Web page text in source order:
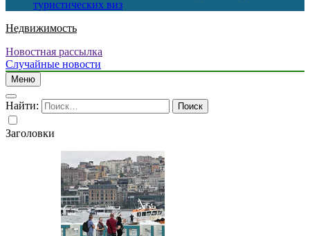
туристических виз
Недвижимость
Новостная рассылка
Случайные новости
Меню
Найти:
Заголовки